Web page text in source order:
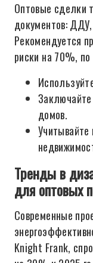
Оптовые сделки
документов:
Рекомендуется
риски на 70%,
домов.
Учитывайте
Тренды в
для оптовых
Современные
Knight Frank,